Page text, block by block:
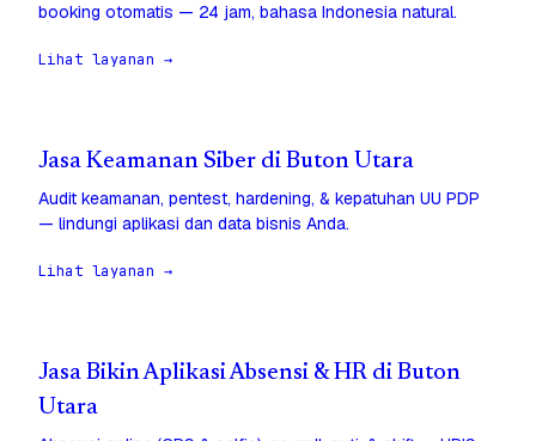
booking otomatis — 24 jam, bahasa Indonesia natural.
Lihat layanan →
Jasa Keamanan Siber di Buton Utara
Audit keamanan, pentest, hardening, & kepatuhan UU PDP
— lindungi aplikasi dan data bisnis Anda.
Lihat layanan →
Jasa Bikin Aplikasi Absensi & HR di Buton
Utara